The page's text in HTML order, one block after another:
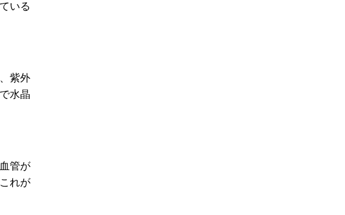
いる
紫外
水晶
管が
れが